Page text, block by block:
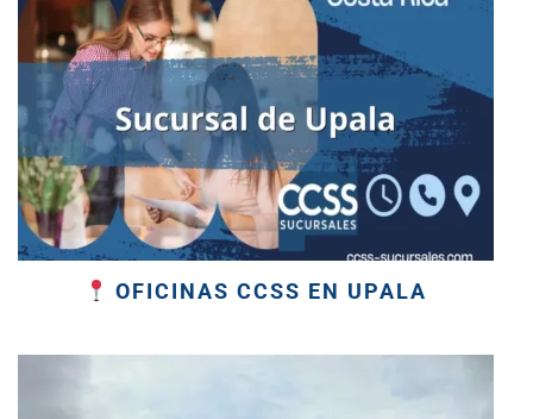
OFICINAS CCSS EN UPALA